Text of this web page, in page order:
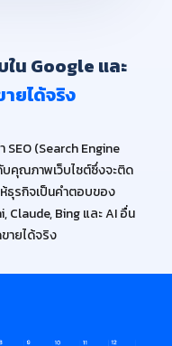
น Google และ
ยได้จริง
SEO (Search Engine
คุณภาพเว็บไซต์ซึ่งจะติด
ธุรกิจเป็นคำตอบของ
Claude, Bing และ AI อื่น
ายได้จริง